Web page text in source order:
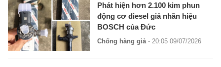
Phát hiện hơn 2.100 kim phun
động cơ diesel giả nhãn hiệu
BOSCH của Đức
Chống hàng giả - 20:05 09/07/2026